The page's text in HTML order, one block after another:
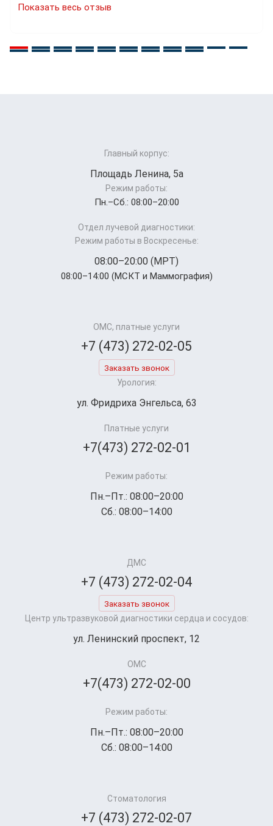
Показать весь отзыв
Главный корпус:
Площадь Ленина, 5а
Режим работы:
Пн.–Cб.: 08:00–20:00
Отдел лучевой диагностики:
Режим работы в Воскресенье:
08:00–20:00 (МРТ)
08:00–14:00 (МСКТ и Маммография)
ОМС, платные услуги
+7 (473) 272-02-05
Заказать звонок
Урология:
ул. Фридриха Энгельса, 63
Платные услуги
+7(473) 272-02-01
Режим работы:
Пн.–Пт.: 08:00–20:00
Сб.: 08:00–14:00
ДМС
+7 (473) 272-02-04
Заказать звонок
Центр ультразвуковой диагностики сердца и сосудов:
ул. Ленинский проспект, 12
ОМС
+7(473) 272-02-00
Режим работы:
Пн.–Пт.: 08:00–20:00
Сб.: 08:00–14:00
Стоматология
+7 (473) 272-02-07